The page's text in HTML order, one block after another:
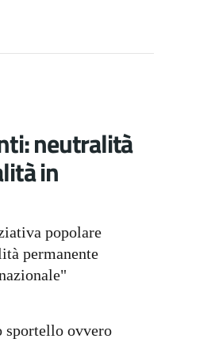
neutralità
in
popolare
permanente
sportello ovvero